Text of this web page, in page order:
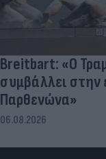
Breitbart: «Ο
συμβάλλει
Παρθενώνα»
06.08.2026